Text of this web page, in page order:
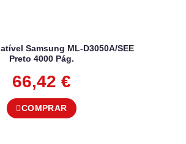
Samsung ML-D3050A/SEE
Preto 4000 Pág.
66,42 €
COMPRAR